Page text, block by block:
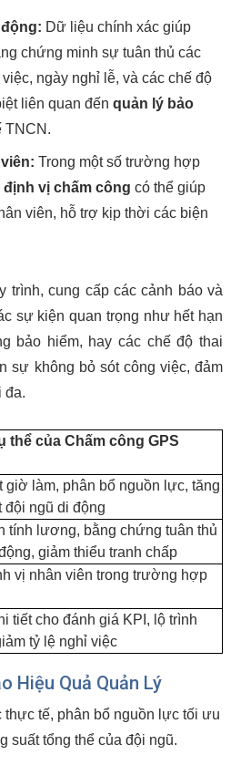
Dữ liệu chính xác giúp
chứng minh sự tuân thủ các
ngày nghỉ lễ, và các chế độ
liên quan đến quản lý bảo
TNCN.
Trong một số trường hợp
định vị chấm công có thể giúp
viên, hỗ trợ kịp thời các biện
trình, cung cấp các cảnh báo và
sự kiện quan trọng như hết hạn
bảo hiểm, hay các chế độ thai
sự không bỏ sót công việc, đảm
đa.
thể của Chấm công GPS
giờ làm, phân bổ nguồn lực, tăng
đội ngũ di động
tính lương, bằng chứng tuân thủ
giảm thiểu tranh chấp
vị nhân viên trong trường hợp
tiết cho đánh giá KPI, lộ trình
tỷ lệ nghỉ việc
Hiệu Quả Quản Lý
thực tế, phân bổ nguồn lực tối ưu
suất tổng thể của đội ngũ.